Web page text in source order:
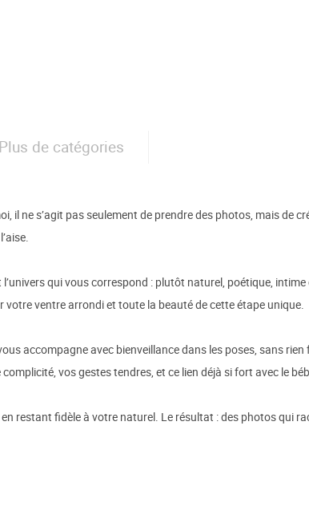
Plus de catégories
ne s’agit pas seulement de prendre des photos, mais de
qui vous correspond : plutôt naturel, poétique, intime
ventre arrondi et toute la beauté de cette étape unique.
accompagne avec bienveillance dans les poses, sans rien
vos gestes tendres, et ce lien déjà si fort avec le
restant fidèle à votre naturel. Le résultat : des photos qui